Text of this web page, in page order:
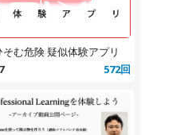
む危険 疑似体験アプリ
572回